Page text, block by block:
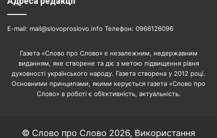
E-mail: mail@slovoproslovo.info Телефон: 0966126096
Газета «Слово про Слово» є незалежним, недержавним
виданням, яке створене та діє з метою підвищення рівня
духовності українського народу. Газета створена у 2012 році.
Основними принципами, якими керується газета «Слово про
Слово» в роботі є об’єктивність, актуальність.
© Слово про Слово 2026, Використання